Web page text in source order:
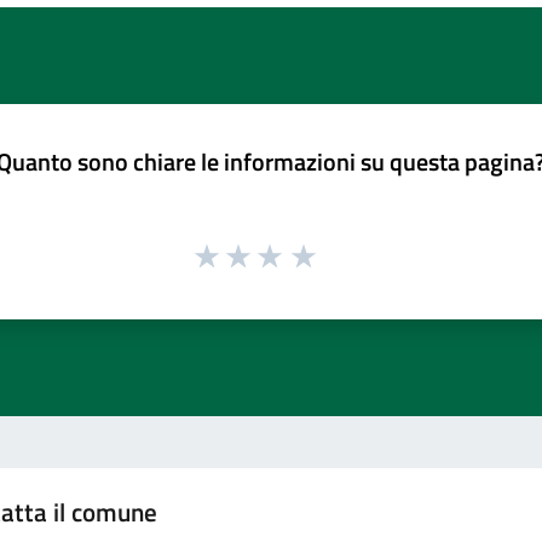
sono chiare le informazioni su questa
il comune